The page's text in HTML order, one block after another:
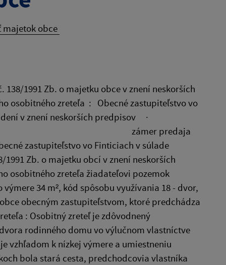
obce
1991 Zb. o majetku obce v znení neskorších
osobitného zreteľa : Obecné zastupiteľstvo vo
v znení neskorších predpisov ·
predaja
zastupiteľstvo vo Finticiach v súlade
1991 Zb. o majetku obcí v znení neskorších
zreteľa žiadateľovi pozemok
34 m², kód spôsobu využívania 18 - dvor,
obecným zastupiteľstvom, ktoré predchádza
: Osobitný zreteľ je zdôvodnený
rodinného domu vo výlučnom vlastníctve
vzhľadom k nízkej výmere a umiestneniu
bola stará cesta, predchodcovia vlastníka